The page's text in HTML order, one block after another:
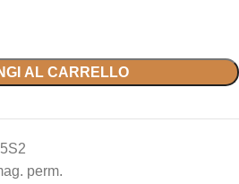
AL CARRELLO
perm.